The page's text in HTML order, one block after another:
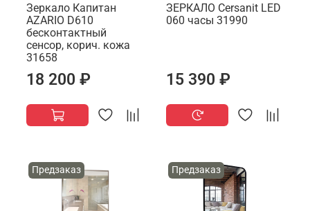
Зеркало Капитан
AZARIO D610
бесконтактный
сенсор, корич. кожа
31658
18 200 ₽
ЗЕРКАЛО Cersanit LED
060 часы 31990
15 390 ₽
Предзаказ Предзаказ